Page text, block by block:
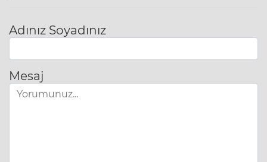
Adınız Soyadınız
Mesaj